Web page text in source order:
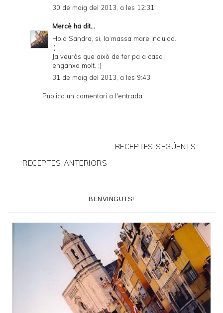
30 de maig del 2013, a les 12:31
Mercè ha dit...
Hola Sandra, si, la massa mare incluida.
:)
Ja veuràs que això de fer pa a casa
enganxa molt. ;)
31 de maig del 2013, a les 9:43
Publica un comentari a l'entrada
RECEPTES SEGÜENTS
RECEPTES ANTERIORS
BENVINGUTS!